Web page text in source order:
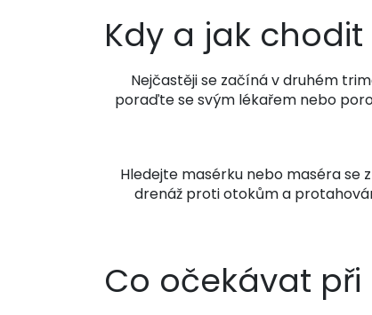
Kdy a jak
Nejčastěji se začíná v druhém
poraďte se svým lékařem nebo
Hledejte masérku nebo maséra se
drenáž proti otokům a
Co očekávat při